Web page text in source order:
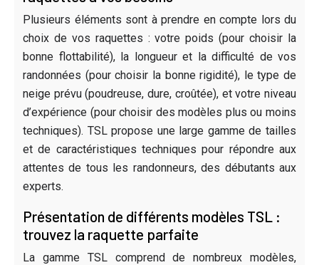
Plusieurs éléments sont à prendre en compte lors du
choix de vos raquettes : votre poids (pour choisir la
bonne flottabilité), la longueur et la difficulté de vos
randonnées (pour choisir la bonne rigidité), le type de
neige prévu (poudreuse, dure, croûtée), et votre niveau
d’expérience (pour choisir des modèles plus ou moins
techniques). TSL propose une large gamme de tailles
et de caractéristiques techniques pour répondre aux
attentes de tous les randonneurs, des débutants aux
experts.
Présentation de différents modèles TSL :
trouvez la raquette parfaite
La gamme TSL comprend de nombreux modèles,